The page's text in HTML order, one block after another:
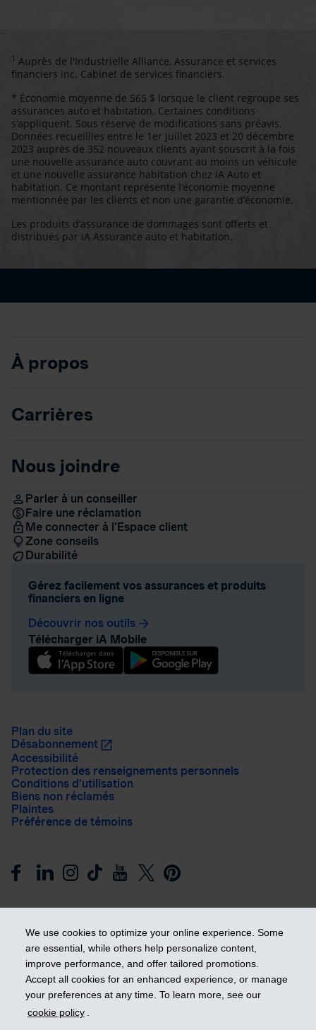
We use cookies to optimize your online experience. Some
are essential, while others help personalize content,
improve performance, and offer tailored promotions.
Accept all cookies for an enhanced experience, or manage
your preferences at any time. To learn more, see our
cookie policy .
1 Auprès de l'Industrielle Alliance, Assurance et services
financiers inc. Cabinet de services financiers.
* Économie moyenne de 565 $ lorsque le client regroupe ses
assurances auto et habitation. Certaines conditions
s’appliquent. Sous réserve de modifications sans préavis.
Données recueillies entre le 1er juillet 2023 et 20 décembre
2023 auprès de 352 nouveaux clients ayant souscrit à la fois
une nouvelle assurance auto couvrant au moins un véhicule
et une nouvelle assurance habitation chez iA Auto et
habitation. Ce montant représente l’économie moyenne
mentionnée par les clients et non une garantie d’économie.
Les produits d’assurance de dommages sont offerts et
distribués par iA Assurance auto et habitation.
À propos
Carrières
Nous joindre
Parler à un conseiller
Faire une réclamation
Me connecter à l’Espace client
Zone conseils
Durabilité
Gérez facilement vos assurances et produits
financiers en ligne
Découvrir nos outils arrow_forward
Télécharger iA Mobile
Plan du site
Désabonnement
Accessibilité
Protection des renseignements personnels
Conditions d’utilisation
Biens non réclamés
Plaintes
Préférence de témoins
Prendre les devants